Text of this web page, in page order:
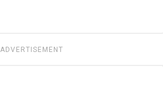
ADVERTISEMENT